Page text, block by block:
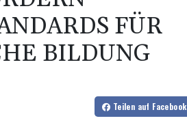
FÜR
BILDUNG
Teilen auf Facebook